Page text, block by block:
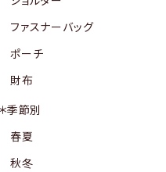
ファスナーバッグ
ポーチ
財布
季節別
春夏
秋冬